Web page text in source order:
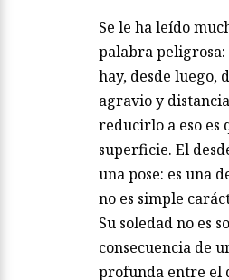
Se le ha leído
palabra
hay, desde luego,
agravio y
reducirlo a eso es
superficie. El
una pose: es una
no es simple
Su soledad no es
consecuencia de
profunda entre el